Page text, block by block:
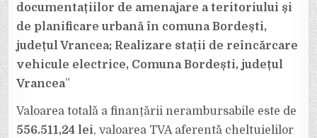
documentațiilor de amenajare a teritoriului și
de planificare urbană în comuna Bordești,
județul Vrancea; Realizare stații de reîncărcare
vehicule electrice, Comuna Bordești, județul
Vrancea”
Valoarea totală a finanțării nerambursabile este de
556.511,24 lei, valoarea TVA aferentă cheltuielilor